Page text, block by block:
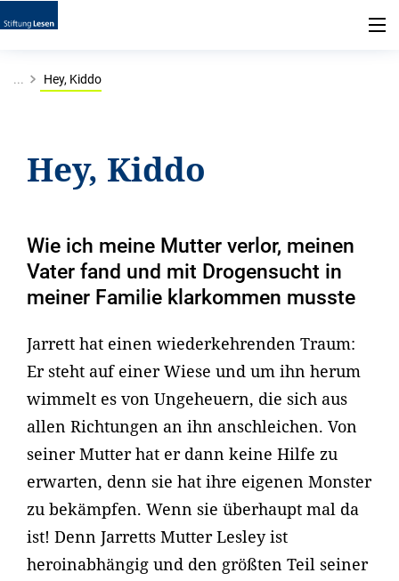
... Hey, Kiddo
Hey, Kiddo
Wie ich meine Mutter verlor, meinen
Vater fand und mit Drogensucht in
meiner Familie klarkommen musste
Jarrett hat einen wiederkehrenden Traum:
Er steht auf einer Wiese und um ihn herum
wimmelt es von Ungeheuern, die sich aus
allen Richtungen an ihn anschleichen. Von
seiner Mutter hat er dann keine Hilfe zu
erwarten, denn sie hat ihre eigenen Monster
zu bekämpfen. Wenn sie überhaupt mal da
ist! Denn Jarretts Mutter Lesley ist
heroinabhängig und den größten Teil seiner